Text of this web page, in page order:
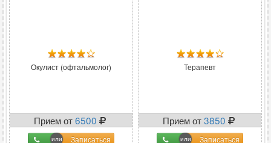
Окулист (офтальмолог)
Прием от6500
Записаться
Терапевт
Прием от3850
Записаться